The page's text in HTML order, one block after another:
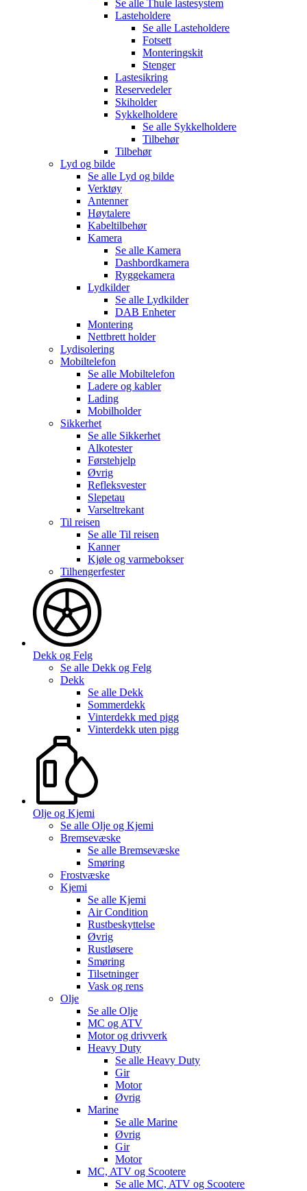
Se alle Thule lastesystem
Lasteholdere
Se alle Lasteholdere
Fotsett
Monteringskit
Stenger
Lastesikring
Reservedeler
Skiholder
Sykkelholdere
Se alle Sykkelholdere
Tilbehør
Tilbehør
Lyd og bilde
Se alle Lyd og bilde
Verktøy
Antenner
Høytalere
Kabeltilbehør
Kamera
Se alle Kamera
Dashbordkamera
Ryggekamera
Lydkilder
Se alle Lydkilder
DAB Enheter
Montering
Nettbrett holder
Lydisolering
Mobiltelefon
Se alle Mobiltelefon
Ladere og kabler
Lading
Mobilholder
Sikkerhet
Se alle Sikkerhet
Alkotester
Førstehjelp
Øvrig
Refleksvester
Slepetau
Varseltrekant
Til reisen
Se alle Til reisen
Kanner
Kjøle og varmebokser
Tilhengerfester
Dekk og Felg
Se alle Dekk og Felg
Dekk
Se alle Dekk
Sommerdekk
Vinterdekk med pigg
Vinterdekk uten pigg
Olje og Kjemi
Se alle Olje og Kjemi
Bremsevæske
Se alle Bremsevæske
Smøring
Frostvæske
Kjemi
Se alle Kjemi
Air Condition
Rustbeskyttelse
Øvrig
Rustløsere
Smøring
Tilsetninger
Vask og rens
Olje
Se alle Olje
MC og ATV
Motor og drivverk
Heavy Duty
Se alle Heavy Duty
Gir
Motor
Øvrig
Marine
Se alle Marine
Øvrig
Gir
Motor
MC, ATV og Scootere
Se alle MC, ATV og Scootere